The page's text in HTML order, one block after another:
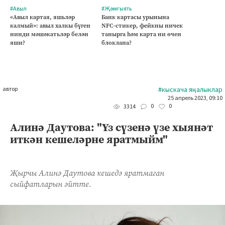
#Авыл
«Авыл картая, яшьләр
калмый»: авыл халкы бүген
нинди мәшәкатьләр белән
яши?
#Җәмгыять
Банк картасы урынына
NFC-стикер, фейкны ничек
танырга һәм карта ни өчен
блоклана?
автор #кыскача яңалыклар
25 апрель 2023, 09:10
3314
0 0
Алинә Даутова: "Үз сүзенә үзе хыянәт
иткән кешеләрне яратмыйм"
Җырчы Алинә Даутова кешедә яратмаган
сыйфатларын әйтте.